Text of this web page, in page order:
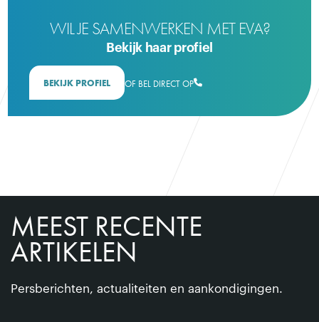
WIL JE SAMENWERKEN MET EVA?
Bekijk haar profiel
BEKIJK PROFIEL OF BEL DIRECT OP
MEEST RECENTE
ARTIKELEN
Persberichten, actualiteiten en aankondigingen.